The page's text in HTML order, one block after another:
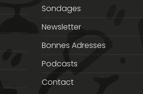
Sondages
Newsletter
Bonnes Adresses
Podcasts
Contact